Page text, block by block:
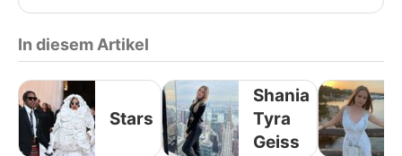
In diesem Artikel
Stars
Shania
Tyra
Geiss